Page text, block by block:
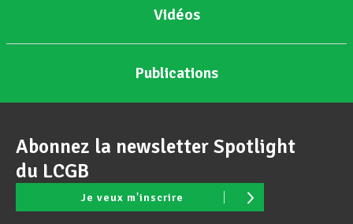
Vidéos
Publications
Abonnez la newsletter Spotlight
du LCGB
Je veux m'inscrire